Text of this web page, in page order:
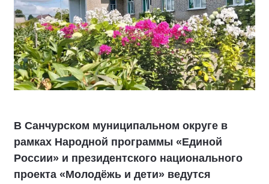
В Санчурском муниципальном округе в
рамках Народной программы «Единой
России» и президентского национального
проекта «Молодёжь и дети» ведутся